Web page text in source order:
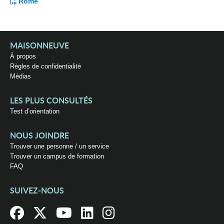
MAISONNEUVE
À propos
Règles de confidentialité
Médias
LES PLUS CONSULTÉS
Test d’orientation
NOUS JOINDRE
Trouver une personne / un service
Trouver un campus de formation
FAQ
SUIVEZ-NOUS